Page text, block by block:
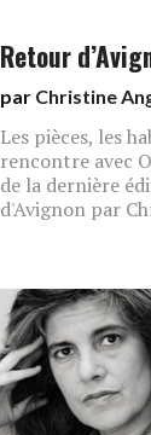
Retour
par Christine
Les pièces, les
rencontre avec
de la dernière
d'Avignon par